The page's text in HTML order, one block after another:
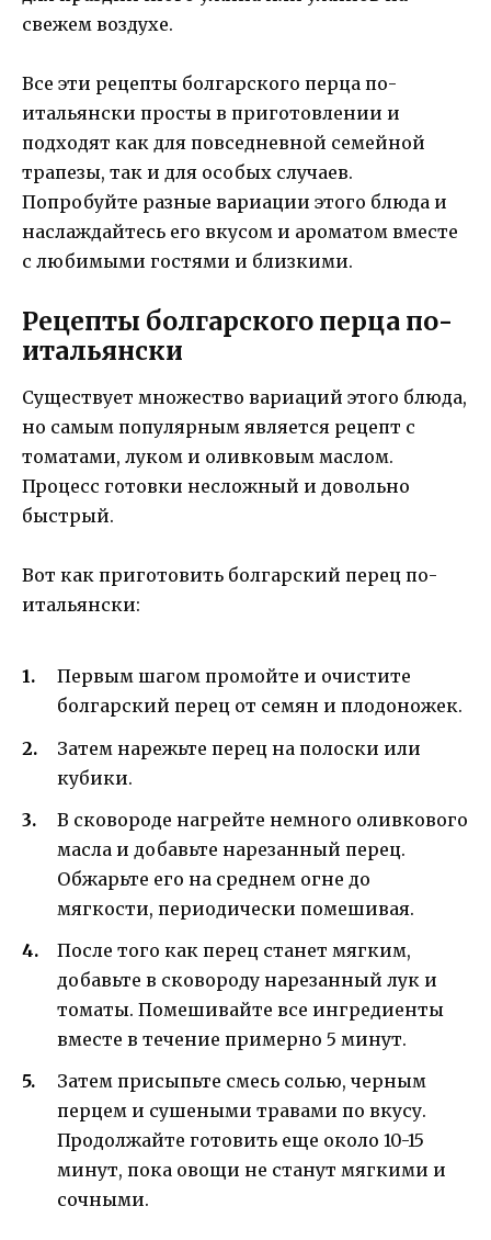
свежем воздухе.
Все эти рецепты болгарского перца по-
итальянски просты в приготовлении и
подходят как для повседневной семейной
трапезы, так и для особых случаев.
Попробуйте разные вариации этого блюда и
наслаждайтесь его вкусом и ароматом вместе
с любимыми гостями и близкими.
Рецепты болгарского перца по-
итальянски
Существует множество вариаций этого блюда,
но самым популярным является рецепт с
томатами, луком и оливковым маслом.
Процесс готовки несложный и довольно
быстрый.
Вот как приготовить болгарский перец по-
итальянски:
Первым шагом промойте и очистите
болгарский перец от семян и плодоножек.
Затем нарежьте перец на полоски или
кубики.
В сковороде нагрейте немного оливкового
масла и добавьте нарезанный перец.
Обжарьте его на среднем огне до
мягкости, периодически помешивая.
После того как перец станет мягким,
добавьте в сковороду нарезанный лук и
томаты. Помешивайте все ингредиенты
вместе в течение примерно 5 минут.
Затем присыпьте смесь солью, черным
перцем и сушеными травами по вкусу.
Продолжайте готовить еще около 10-15
минут, пока овощи не станут мягкими и
сочными.